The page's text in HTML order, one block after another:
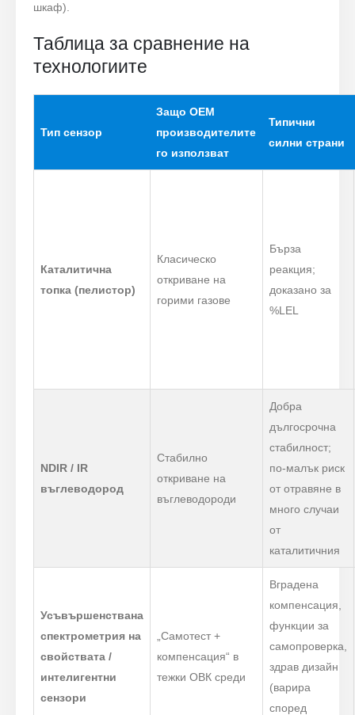
шкаф).
Таблица за сравнение на
технологиите
Тип сензор
Защо OEM
производителите
го използват
Типични
силни страни
Каталитична
топка (пелистор)
Класическо
откриване на
горими газове
Бърза
реакция;
доказано за
%LEL
NDIR / IR
въглеводород
Стабилно
откриване на
въглеводороди
Добра
дългосрочна
стабилност;
по-малък риск
от отравяне в
много случаи
от
каталитичния
Усъвършенствана
спектрометрия на
свойствата /
интелигентни
сензори
„Самотест +
компенсация“ в
тежки ОВК среди
Вградена
компенсация,
функции за
самопроверка,
здрав дизайн
(варира
според